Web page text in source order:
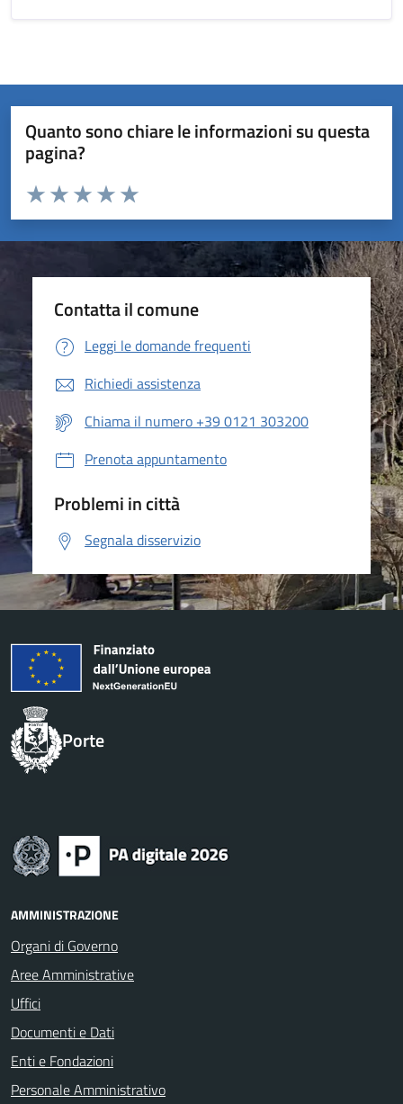
Quanto sono chiare le informazioni su questa
pagina?
Valuta da 1 a 5 stelle la pagina
Valuta 5 stelle su 5
Valuta 4 stelle su 5
Valuta 3 stelle su 5
Valuta 2 stelle su 5
Valuta 1 stelle su 5
Contatta il comune
Leggi le domande frequenti
Richiedi assistenza
Chiama il numero +39 0121 303200
Prenota appuntamento
Problemi in città
Segnala disservizio
Porte
AMMINISTRAZIONE
Organi di Governo
Aree Amministrative
Uffici
Documenti e Dati
Enti e Fondazioni
Personale Amministrativo